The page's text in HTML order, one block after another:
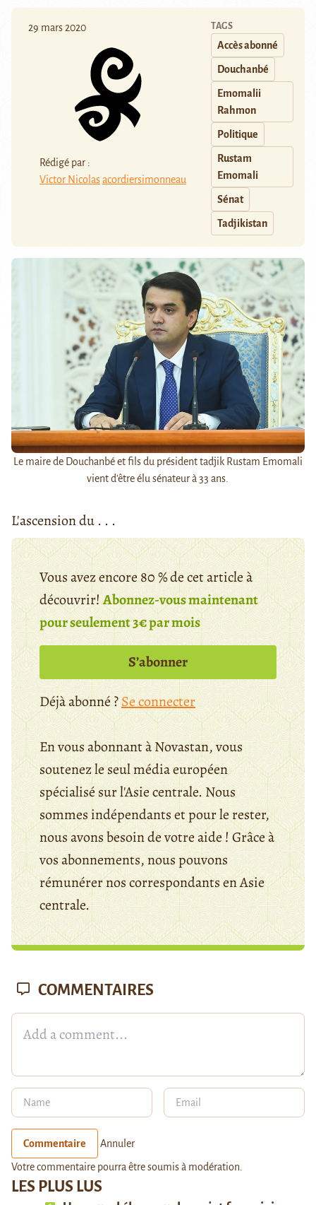
29 mars 2020
Rédigé par :
Victor Nicolasacordiersimonneau
TAGS
Accès abonné
Douchanbé
Emomalii
Rahmon
Politique
Rustam
Emomali
Sénat
Tadjikistan
Le maire de Douchanbé et fils du président tadjik Rustam Emomali
vient d'être élu sénateur à 33 ans.
L'ascension du . . .
Vous avez encore 80 % de cet article à
découvrir!Abonnez-vous maintenant
pour seulement 3€ par mois
S’abonner
Déjà abonné ?Se connecter
En vous abonnant à Novastan, vous
soutenez le seul média européen
spécialisé sur l'Asie centrale. Nous
sommes indépendants et pour le rester,
nous avons besoin de votre aide ! Grâce à
vos abonnements, nous pouvons
rémunérer nos correspondants en Asie
centrale.
LES PLUS LUS
COMMENTAIRES
Commentaire Annuler
Votre commentaire pourra être soumis à modération.